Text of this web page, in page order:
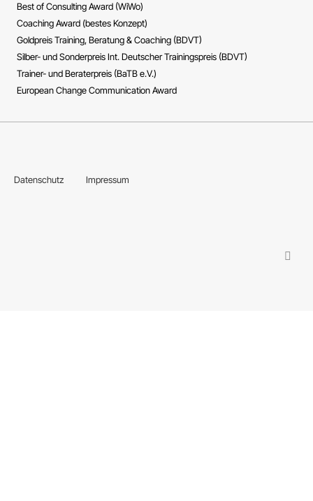
Best of Consulting Award (WiWo)
Coaching Award (bestes Konzept)
Goldpreis Training, Beratung & Coaching (BDVT)
Silber- und Sonderpreis Int. Deutscher Trainingspreis (BDVT)
Trainer- und Beraterpreis (BaTB e.V.)
European Change Communication Award
Datenschutz Impressum